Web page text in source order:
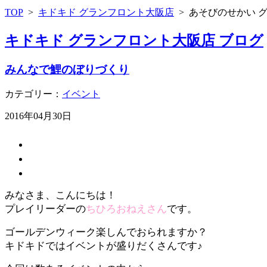
TOP > キドキド グランフロント大阪店 > あそびのせかい
キドキド グランフロント大阪店 ブログ
みんなで鯉のぼりづくり
カテゴリー： イベント
2016年04月30日
みなさま、こんにちは！
プレイリーダーのちひろおねえさんです。
ゴールデンウィーク楽しんでおられますか？
キドキドではイベントが盛りだくさんです♪